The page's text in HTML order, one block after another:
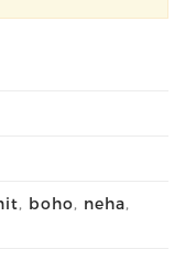
, boho, neha,